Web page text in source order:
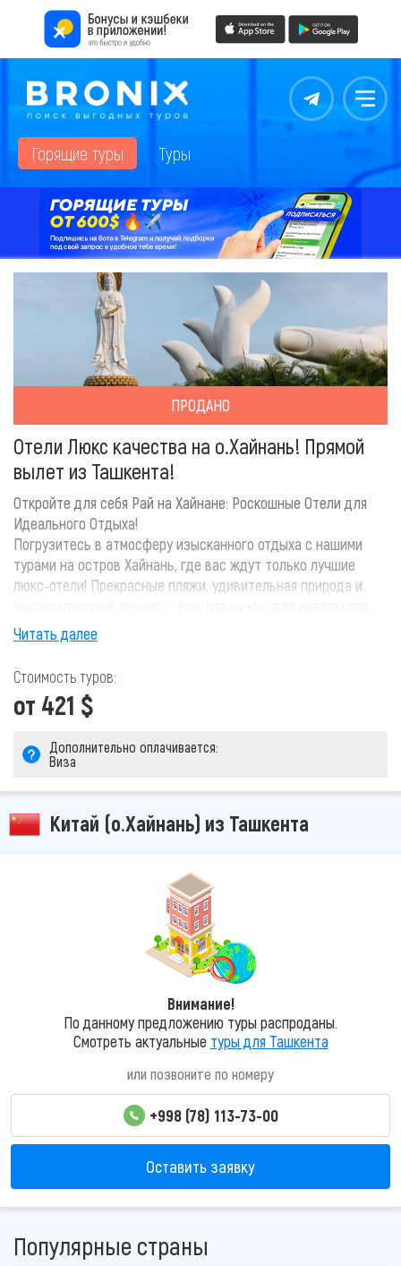
Контакты Меню
Горящие туры Туры
ПРОДАНО
Отели Люкс качества на о.Хайнань! Прямой
вылет из Ташкента!
Откройте для себя Рай на Хайнане: Роскошные Отели для
Идеального Отдыха!
Погрузитесь в атмосферу изысканного отдыха с нашими
турами на остров Хайнань, где вас ждут только лучшие
люкс-отели! Прекрасные пляжи, удивительная природа и
отпуска. Почему именно Хайнань?
Хайнань — это не только экзотика и релакс, но и уникальное
сочетание тропической природы с комфортом роскошного
отдыха. Идеально подходит для романтического уединения,
семейного отдыха или деловых поездок. Позвольте себе
эксклюзивного сервиса и незабываемых впечатлений!
Читать далее
Стоимость туров:
от 421 $
Дополнительно оплачивается:
Виза
Китай (о.Хайнань) из Ташкента
Внимание!
По данному предложению туры распроданы.
Смотреть актуальные туры для Ташкента
или позвоните по номеру
+998 (78) 113-73-00
Оставить заявку
Популярные страны